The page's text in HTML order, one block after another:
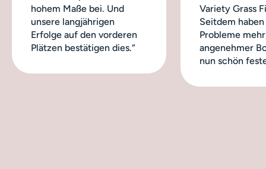
hohem Maße bei. Und
unsere langjährigen
Erfolge auf den vorderen
Plätzen bestätigen dies.“
Variety Grass
Seitdem
Probleme
angenehmer
nun schön